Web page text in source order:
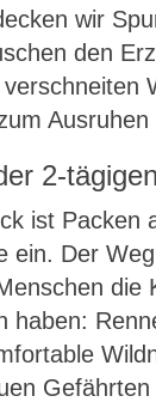
wir
den
2-
ist Packen
ein. Der
die
haben: